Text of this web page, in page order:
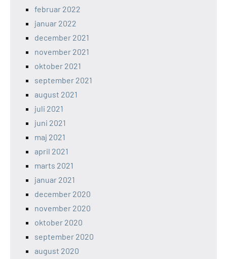
februar 2022
januar 2022
december 2021
november 2021
oktober 2021
september 2021
august 2021
juli 2021
juni 2021
maj 2021
april 2021
marts 2021
januar 2021
december 2020
november 2020
oktober 2020
september 2020
august 2020